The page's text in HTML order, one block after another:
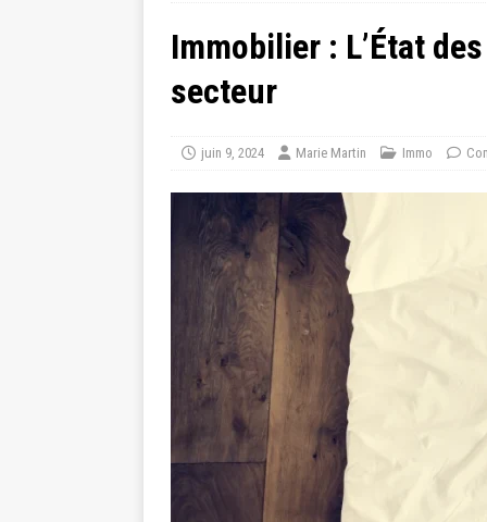
Immobilier : L’État
secteur
juin 9, 2024 Marie Martin Immo